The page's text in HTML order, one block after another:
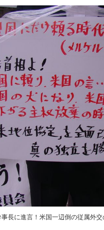
長に進言！米国一辺倒の従属外